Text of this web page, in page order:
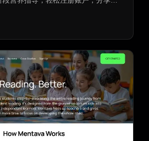
丰富食谱和安全食品清单，关注孕期